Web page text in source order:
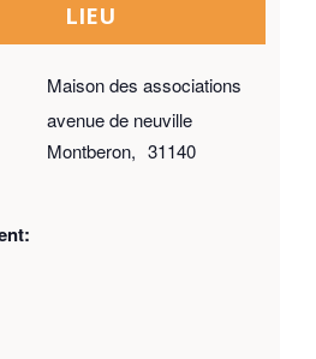
LIEU
Maison des associations
avenue de neuville
Montberon, 31140